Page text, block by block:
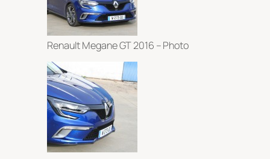
Renault Megane GT 2016 – Photo